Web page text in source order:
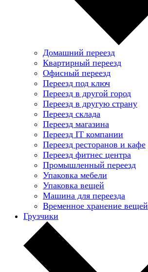
Домашний переезд
Квартирный переезд
Офисный переезд
Переезд под ключ
Переезд в другой город
Переезд в другую страну
Переезд склада
Переезд магазина
Переезд IT компании
Переезд ресторанов и кафе
Переезд фитнес центра
Промышленный переезд
Упаковка мебели
Упаковка вещей
Машина для переезда
Временное хранение вещей
Грузчики